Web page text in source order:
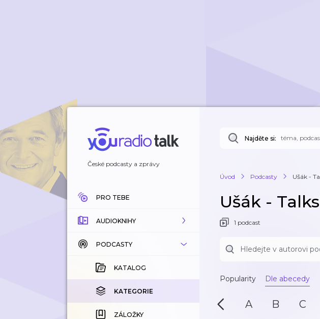
České podcasty a zprávy
PRO TEBE
AUDIOKNIHY
KATALOG
KOUPENÉ
KATEGORIE
ZÁLOŽKY
PODCASTY
KATALOG
KATEGORIE
ZÁLOŽKY
Najděte si:
Úvod Podcasty Ušák -
Ušák -
1 podcast
Popularity Dle abecedy
A B C